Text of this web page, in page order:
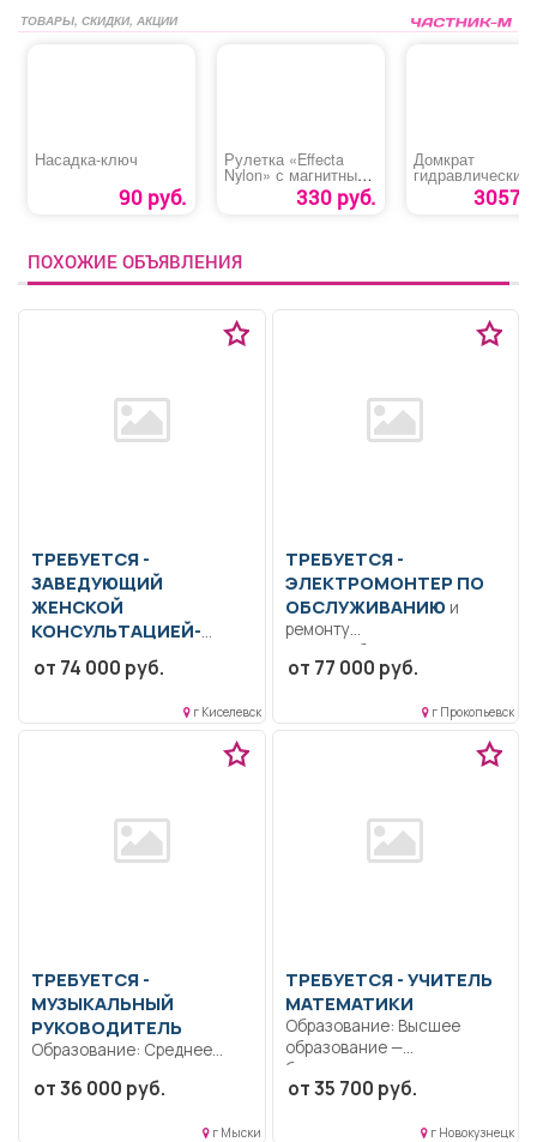
ТОВАРЫ, СКИДКИ, АКЦИИ
Насадка-ключ
90 руб.
Рулетка «Effecta
Nylon» с магнитным
зацепом 330 руб.
Домкрат
гидравлический
подкатной
3057
ПОХОЖИЕ ОБЪЯВЛЕНИЯ
ТРЕБУЕТСЯ -
ЗАВЕДУЮЩИЙ
ЖЕНСКОЙ
КОНСУЛЬТАЦИЕЙ-
ВРАЧ-АКУШЕР-
ГИНЕКОЛОГ
специалитет,
обязанностей согласно
должностной...
от 74 000 руб.
г Киселевск
ТРЕБУЕТСЯ -
ЭЛЕКТРОМОНТЕР ПО
ОБСЛУЖИВАНИЮ и
ремонту
электрооборудования
Образование: Общее
электрооборудования.
Установка и...
от 77 000 руб.
г Прокопьевск
ТРЕБУЕТСЯ -
МУЗЫКАЛЬНЫЙ
РУКОВОДИТЕЛЬ
Образование: Среднее
образование..
от 36 000 руб.
г Мыски
ТРЕБУЕТСЯ - УЧИТЕЛЬ
МАТЕМАТИКИ
Образование: Высшее
образование —
бакалавриат..
Формирование
от 35 700 руб.
г Новокузнецк